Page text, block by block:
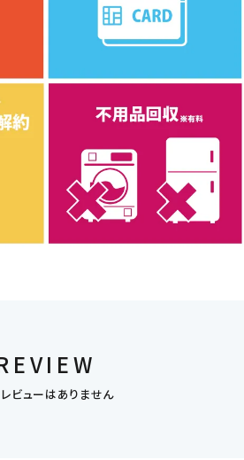
ビューはありません